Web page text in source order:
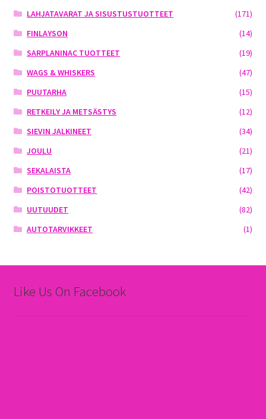
LAHJATAVARAT JA SISUSTUSTUOTTEET
(171)
FINLAYSON
(14)
SARPLANINAC TUOTTEET
(19)
WAGS & WHISKERS
(47)
PUUTARHA
(15)
RETKEILY JA METSÄSTYS
(12)
SIEVIN JALKINEET
(34)
JOULU
(21)
SEKALAISTA
(17)
POISTOTUOTTEET
(42)
UUTUUDET
(82)
AUTOTARVIKKEET
(1)
Like Us On Facebook